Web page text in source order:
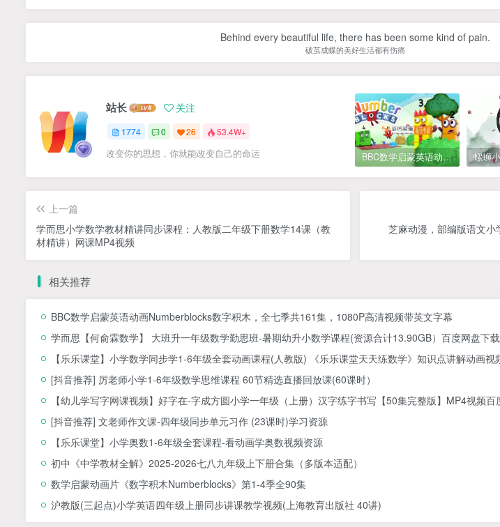
Behind every beautiful life, there has been some kind of pain.
破茧成蝶的美好生活都有伤痛
站长 关注
1774 0 26 53.4W+
改变你的思想，你就能改变自己的命运 BBC数学启蒙英语动画Numberblocks数字积木，全七季共161集，1080P高清视频带英文字幕
上一篇
学而思小学数学教材精讲同步课程：人教版二年级下册数学14课（教
材精讲）网课MP4视频
芝麻动漫，部编版语文
相关推荐
BBC数学启蒙英语动画Numberblocks数字积木，全七季共161集，1080P高清视频带英文字幕
学而思【何俞霖数学】 大班升一年级数学勤思班-暑期幼升小数学课程(资源合计13.90GB）百度网盘下载
【乐乐课堂】小学数学同步学1-6年级全套动画课程(人教版) 《乐乐课堂天天练数学》知识点讲解动画视
[抖音推荐] 厉老师小学1-6年级数学思维课程 60节精选直播回放课(60课时）
【幼儿学写字网课视频】好字在-字成方圆小学一年级（上册）汉字练字书写【50集完整版】MP4视频百
[抖音推荐] 文老师作文课-四年级同步单元习作 (23课时)学习资源
【乐乐课堂】小学奥数1-6年级全套课程-看动画学奥数视频资源
初中《中学教材全解》2025-2026七八九年级上下册合集（多版本适配）
数学启蒙动画片《数字积木Numberblocks》第1-4季全90集
沪教版(三起点)小学英语四年级上册同步讲课教学视频(上海教育出版社 40讲)